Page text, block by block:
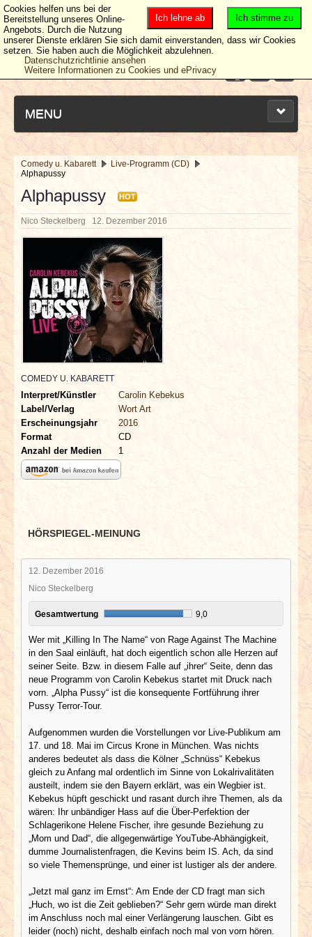
MENU
NEUESTE ARTIKEL
NEWS & DATES
VERLOSUNGEN
INTERVIEWS
SPECIALS
REDAKTION
LINKS
ARCHIV
Comedy u. Kabarett
Live-Programm (CD)
Alphapussy
Alphapussy HOT
Nico Steckelberg 12. Dezember 2016
COMEDY U. KABARETT
Interpret/Künstler
Carolin Kebekus
Label/Verlag
Wort Art
Erscheinungsjahr
2016
Format
CD
Anzahl der Medien
1
HÖRSPIEGEL-MEINUNG
12. Dezember 2016
Nico Steckelberg
Gesamtwertung 9,0
Wer mit „Killing In The Name“ von Rage Against The Machine
in den Saal einläuft, hat doch eigentlich schon alle Herzen auf
seiner Seite. Bzw. in diesem Falle auf „ihrer“ Seite, denn das
neue Programm von Carolin Kebekus startet mit Druck nach
vorn. „Alpha Pussy“ ist die konsequente Fortführung ihrer
Pussy Terror-Tour.
Aufgenommen wurden die Vorstellungen vor Live-Publikum am
17. und 18. Mai im Circus Krone in München. Was nichts
anderes bedeutet als dass die Kölner „Schnüss“ Kebekus
gleich zu Anfang mal ordentlich im Sinne von Lokalrivalitäten
austeilt, indem sie den Bayern erklärt, was ein Wegbier ist.
Kebekus hüpft geschickt und rasant durch ihre Themen, als da
wären: Ihr unbändiger Hass auf die Über-Perfektion der
Schlagerikone Helene Fischer, ihre gesunde Beziehung zu
„Mom und Dad“, die allgegenwärtige YouTube-Abhängigkeit,
dumme Journalistenfragen, die Kevins beim IS. Ach, da sind
so viele Themensprünge, und einer ist lustiger als der andere.
„Jetzt mal ganz im Ernst“: Am Ende der CD fragt man sich
„Huch, wo ist die Zeit geblieben?“ Sehr gern würde man direkt
im Anschluss noch mal einer Verlängerung lauschen. Gibt es
leider (noch) nicht, deshalb einfach noch mal von vorn hören.
Ich stimme zu
Ich lehne ab
Cookies helfen uns bei der
Bereitstellung unseres Online-
Angebots. Durch die Nutzung
unserer Dienste erklären Sie sich damit einverstanden, dass wir Cookies
setzen. Sie haben auch die Möglichkeit abzulehnen.
Datenschutzrichtlinie ansehen
Weitere Informationen zu Cookies und ePrivacy